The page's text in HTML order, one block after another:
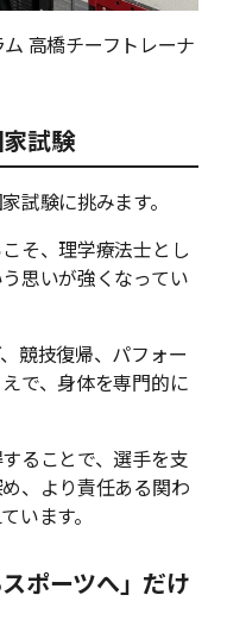
高橋チーフトレーナ
試験
試験に挑みます。
そ、理学療法士とし
思いが強くなってい
競技復帰、パフォー
で、身体を専門的に
ることで、選手を支
、より責任ある関わ
います。
ポーツへ」だけ